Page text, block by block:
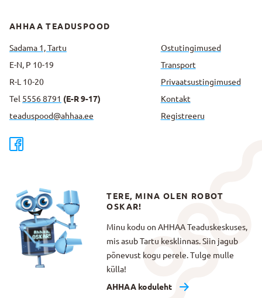
AHHAA TEADUSPOOD
Sadama 1, Tartu
E-N, P 10-19
R-L 10-20
Tel 5556 8791 (E-R 9-17)
teaduspood@ahhaa.ee
Ostutingimused
Transport
Privaatsus­tingimused
Kontakt
Registreeru
TERE, MINA OLEN ROBOT
OSKAR!
Minu kodu on AHHAA Teaduskeskuses,
mis asub Tartu kesklinnas. Siin jagub
põnevust kogu perele. Tulge mulle
külla!
AHHAA koduleht